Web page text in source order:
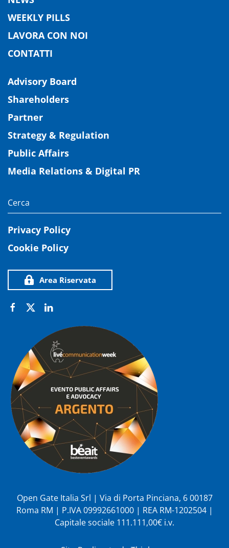
WEEKLY PILLS
LAVORA CON NOI
CONTATTI
Advisory Board
Shareholders
Partner
Strategy & Regulation
Public Affairs
Media Relations & Digital PR
Privacy Policy
Cookie Policy
Area Riservata
Open Gate Italia Srl | Via di Porta Pinciana, 6 00187
Roma RM | P.IVA 09992661000 | REA RM-1202504 |
Capitale sociale 111.111,00€ i.v.